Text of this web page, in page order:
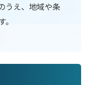
うえ、地域や条